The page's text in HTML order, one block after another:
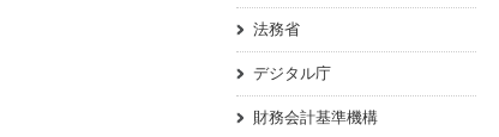
法務省
デジタル庁
財務会計基準機構